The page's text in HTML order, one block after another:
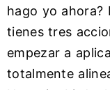
hago yo ahora?
tienes tres
empezar a
totalmente